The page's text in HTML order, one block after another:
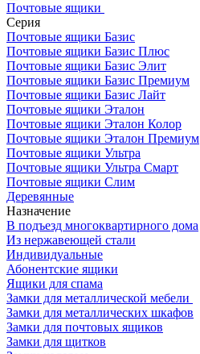
Почтовые ящики
Серия
Почтовые ящики Базис
Почтовые ящики Базис Плюс
Почтовые ящики Базис Элит
Почтовые ящики Базис Премиум
Почтовые ящики Базис Лайт
Почтовые ящики Эталон
Почтовые ящики Эталон Колор
Почтовые ящики Эталон Премиум
Почтовые ящики Ультра
Почтовые ящики Ультра Смарт
Почтовые ящики Слим
Деревянные
Назначение
В подъезд многоквартирного дома
Из нержавеющей стали
Индивидуальные
Абонентские ящики
Ящики для спама
Замки для металлической мебели
Замки для металлических шкафов
Замки для почтовых ящиков
Замки для щитков